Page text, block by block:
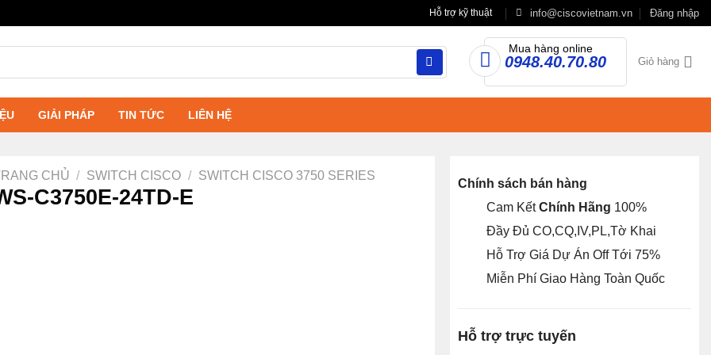
Hỗ trợ kỹ thuật info@ciscovietnam.vn Đăng nhập
Mua hàng online
0948.40.70.80 Giỏ hàng
GIẢI PHÁP TIN TỨC LIÊN HỆ
CHỦ / SWITCH CISCO / SWITCH CISCO 3750 SERIES
C3750E-24TD-E
Chính sách bán hàng
Cam KếtChính Hãng 100%
Đầy Đủ CO,CQ,IV,PL,Tờ Khai
Hỗ Trợ Giá Dự Án Off Tới 75%
Miễn Phí Giao Hàng Toàn Quốc
Hỗ trợ trực tuyến